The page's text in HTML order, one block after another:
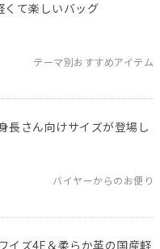
くて楽しいバッグ
テーマ別おすすめアイテム
長さん向けサイズが登場し
バイヤーからのお便り
イズ4E＆柔らか革の国産軽